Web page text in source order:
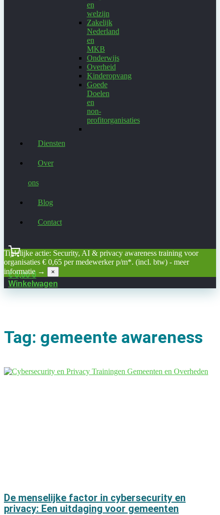
en
welzijn
Zakelijk
Nederland
en
MKB
Onderwijs
Overheid
Kinderopvang
Goede
Doelen
en
non-
profitorganisaties
Diensten
Over
ons
Blog
Contact
€0,00 0
Winkelwagen
Tijdelijke actie: Security, AI & privacy awareness training voor
organisaties € 0,65 per medewerker p/m*. (incl. btw) - meer
informatie →
×
Tag: gemeente awareness
De menselijke factor in cybersecurity en
privacy: Een uitdaging voor gemeenten